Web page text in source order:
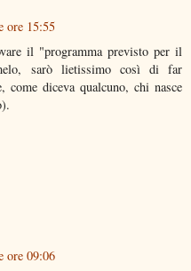
ore 15:55
il "programma previsto per il
sarò lietissimo così di far
come diceva qualcuno, chi nasce
ore 09:06